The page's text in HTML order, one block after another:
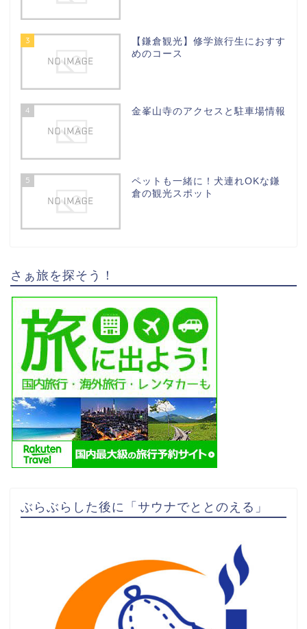
3
【鎌倉観光】修学旅行生におすす
めのコース
4 金峯山寺のアクセスと駐車場情報
5
ペットも一緒に！犬連れOKな鎌
倉の観光スポット
さぁ旅を探そう！
ぶらぶらした後に「サウナでととのえる」